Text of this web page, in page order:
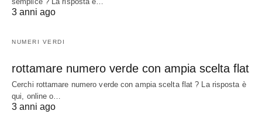
3 anni ago
NUMERI VERDI
rottamare numero verde con ampia scelta flat
Cerchi rottamare numero verde con ampia scelta flat ? La risposta è
qui, online o…
3 anni ago